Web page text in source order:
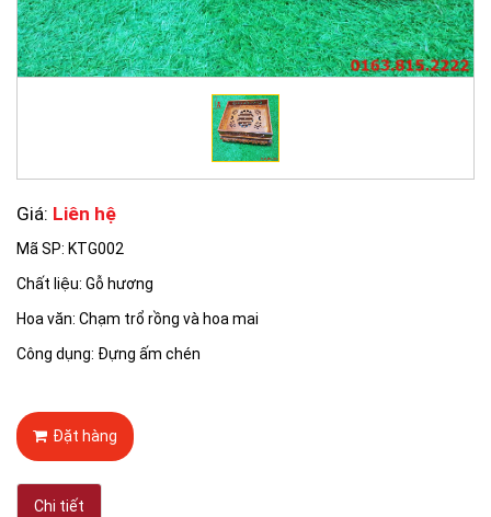
Giá: Liên hệ
Mã SP: KTG002
Chất liệu: Gỗ hương
Hoa văn: Chạm trổ rồng và hoa mai
Công dụng: Đựng ấm chén
Đặt hàng
Chi tiết